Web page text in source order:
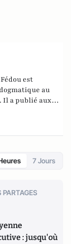
est
au
Il a publié aux
7 Jours
PARTAGES
: jusqu'où